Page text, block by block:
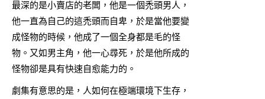
最深的是小賣店的老闆，他是一個禿頭男人，
他一直為自己的這禿頭而自卑，於是當他要變
成怪物的時候，他成了一個全身都是毛的怪
物。又如男主角，他一心尋死，於是他所成的
怪物卻是具有快速自愈能力的。
劇集有意思的是，人如何在極端環境下生存，